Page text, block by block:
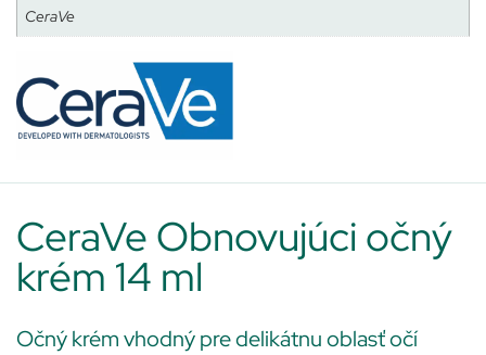
CeraVe
CeraVe Obnovujúci očný
krém 14 ml
Očný krém vhodný pre delikátnu oblasť očí